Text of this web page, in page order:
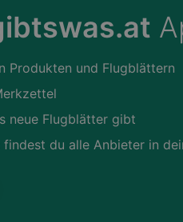
Produkten und Flugblättern
neue Flugblätter gibt
du alle Anbieter in